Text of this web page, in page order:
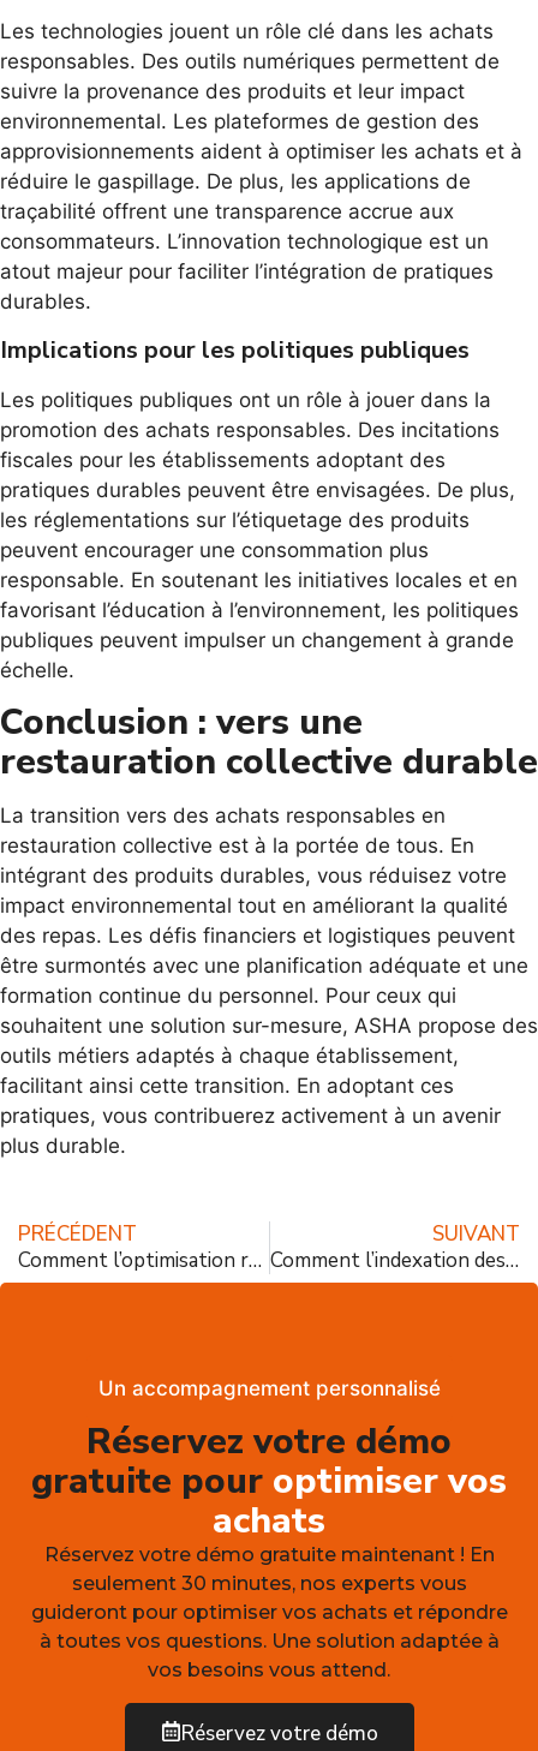
Les technologies jouent un rôle clé dans les achats
responsables. Des outils numériques permettent de
suivre la provenance des produits et leur impact
environnemental. Les plateformes de gestion des
approvisionnements aident à optimiser les achats et à
réduire le gaspillage. De plus, les applications de
traçabilité offrent une transparence accrue aux
consommateurs. L’innovation technologique est un
atout majeur pour faciliter l’intégration de pratiques
durables.
Implications pour les politiques publiques
Les politiques publiques ont un rôle à jouer dans la
promotion des achats responsables. Des incitations
fiscales pour les établissements adoptant des
pratiques durables peuvent être envisagées. De plus,
les réglementations sur l’étiquetage des produits
peuvent encourager une consommation plus
responsable. En soutenant les initiatives locales et en
favorisant l’éducation à l’environnement, les politiques
publiques peuvent impulser un changement à grande
échelle.
Conclusion : vers une
restauration collective durable
La transition vers des achats responsables en
restauration collective est à la portée de tous. En
intégrant des produits durables, vous réduisez votre
impact environnemental tout en améliorant la qualité
des repas. Les défis financiers et logistiques peuvent
être surmontés avec une planification adéquate et une
formation continue du personnel. Pour ceux qui
souhaitent une solution sur-mesure, ASHA propose des
outils métiers adaptés à chaque établissement,
facilitant ainsi cette transition. En adoptant ces
pratiques, vous contribuerez activement à un avenir
plus durable.
PRÉCÉDENT
Comment l’optimisation réduit-elle le gaspillage dans la restauration collective ?
SUIVANT
Comment l’indexation des prix impacte le budget en restauration collective ?
Un accompagnement personnalisé
Réservez votre démo
gratuite pour optimiser vos
achats
Réservez votre démo gratuite maintenant ! En
seulement 30 minutes, nos experts vous
guideront pour optimiser vos achats et répondre
à toutes vos questions. Une solution adaptée à
vos besoins vous attend.
Réservez votre démo